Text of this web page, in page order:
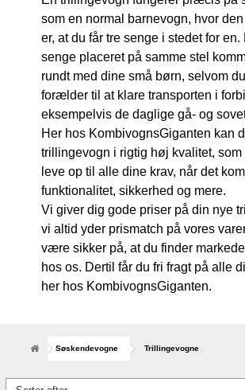
som en normal barnevogn, hvor den
er, at du får tre senge i stedet for en.
senge placeret på samme stel
rundt med dine små børn, selvom
forælder til at klare transporten i
eksempelvis de daglige gå- og
Her hos KombivognsGiganten kan
trillingevogn i rigtig høj kvalitet, som
leve op til alle dine krav, når det
funktionalitet, sikkerhed og mere.
Vi giver dig gode priser på din nye
vi altid yder prismatch på vores
være sikker på, at du finder
hos os. Dertil får du fri fragt på alle
her hos KombivognsGiganten.
Søskendevogne Trillingevogne